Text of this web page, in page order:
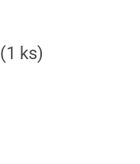
(1 ks)